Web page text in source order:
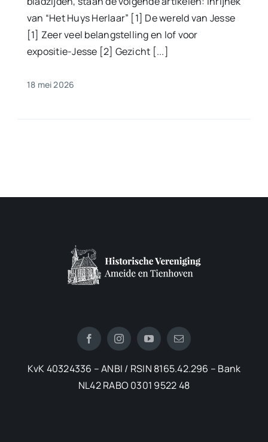
van “Het Huys Herlaar” [1] De wereld van Jesse
[1] Zeer veel belangstelling en lof voor
expositie-Jesse [2] Gezicht [...]
18 mei 2026
KvK 40324336 – ANBI / RSIN 8165.42.296 – Bank
NL42 RABO 0301 9522 48